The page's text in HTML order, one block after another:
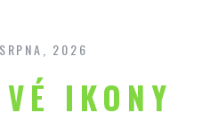
content2026
IKONY